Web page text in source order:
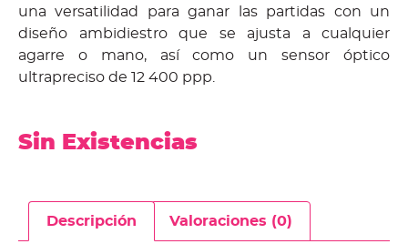
una versatilidad para ganar las partidas con un
diseño ambidiestro que se ajusta a cualquier
agarre o mano, así como un sensor óptico
ultrapreciso de 12 400 ppp.
Sin Existencias
Descripción Valoraciones (0)